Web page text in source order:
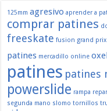
125mm agresivo aprender a
comprar patines
freeskate fusion grand prix
patines mercadillo online
patines patines
powerslide rampa
segunda mano slomo tornillos